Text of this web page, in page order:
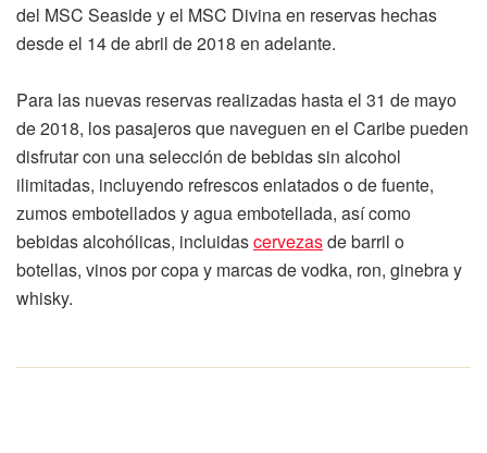
del MSC Seaside y el MSC Divina en reservas hechas
desde el 14 de abril de 2018 en adelante.
Para las nuevas reservas realizadas hasta el 31 de mayo
de 2018, los pasajeros que naveguen en el Caribe pueden
disfrutar con una selección de bebidas sin alcohol
ilimitadas, incluyendo refrescos enlatados o de fuente,
zumos embotellados y agua embotellada, así como
bebidas alcohólicas, incluidascervezasde barril o
botellas, vinos por copa y marcas de vodka, ron, ginebra y
whisky.